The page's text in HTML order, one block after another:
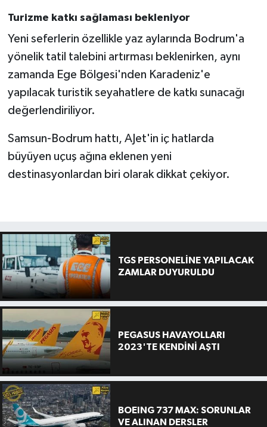
Turizme katkı sağlaması bekleniyor
Yeni seferlerin özellikle yaz aylarında Bodrum'a
yönelik tatil talebini artırması beklenirken, aynı
zamanda Ege Bölgesi'nden Karadeniz'e
yapılacak turistik seyahatlere de katkı sunacağı
değerlendiriliyor.
Samsun-Bodrum hattı, AJet'in iç hatlarda
büyüyen uçuş ağına eklenen yeni
destinasyonlardan biri olarak dikkat çekiyor.
TGS PERSONELİNE YAPILACAK
ZAMLAR DUYURULDU
PEGASUS HAVAYOLLARI
2023'TE KENDİNİ AŞTI
BOEING 737 MAX: SORUNLAR
VE ALINAN DERSLER